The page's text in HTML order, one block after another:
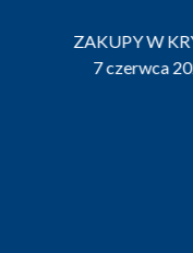
ZAKUPY W
7